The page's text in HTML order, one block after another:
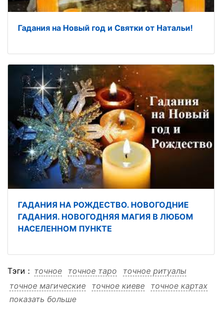
Гадания на Новый год и Святки от Натальи!
ГАДАНИЯ НА РОЖДЕСТВО. НОВОГОДНИЕ
ГАДАНИЯ. НОВОГОДНЯЯ МАГИЯ В ЛЮБОМ
НАСЕЛЕННОМ ПУНКТЕ
Тэги : точное точное таро
точное ритуалы
точное магические
точное киеве
точное картах
точное гадание
показать больше